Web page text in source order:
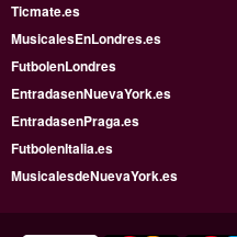
Ticmate.es
MusicalesEnLondres.es
FutbolenLondres
EntradasenNuevaYork.es
EntradasenPraga.es
FutbolenItalia.es
MusicalesdeNuevaYork.es